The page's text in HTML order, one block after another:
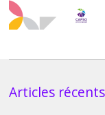
Articles récents